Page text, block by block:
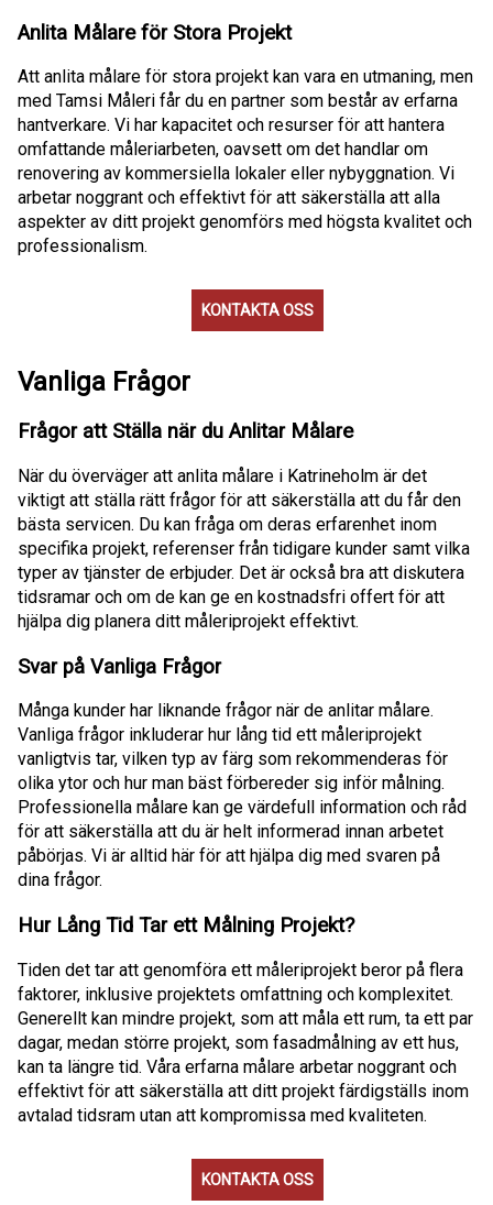
Anlita Målare för Stora Projekt
Att anlita målare för stora projekt kan vara en utmaning, men
med Tamsi Måleri får du en partner som består av erfarna
hantverkare. Vi har kapacitet och resurser för att hantera
omfattande måleriarbeten, oavsett om det handlar om
renovering av kommersiella lokaler eller nybyggnation. Vi
arbetar noggrant och effektivt för att säkerställa att alla
aspekter av ditt projekt genomförs med högsta kvalitet och
professionalism.
KONTAKTA OSS
Vanliga Frågor
Frågor att Ställa när du Anlitar Målare
När du överväger att anlita målare i Katrineholm är det
viktigt att ställa rätt frågor för att säkerställa att du får den
bästa servicen. Du kan fråga om deras erfarenhet inom
specifika projekt, referenser från tidigare kunder samt vilka
typer av tjänster de erbjuder. Det är också bra att diskutera
tidsramar och om de kan ge en kostnadsfri offert för att
hjälpa dig planera ditt måleriprojekt effektivt.
Svar på Vanliga Frågor
Många kunder har liknande frågor när de anlitar målare.
Vanliga frågor inkluderar hur lång tid ett måleriprojekt
vanligtvis tar, vilken typ av färg som rekommenderas för
olika ytor och hur man bäst förbereder sig inför målning.
Professionella målare kan ge värdefull information och råd
för att säkerställa att du är helt informerad innan arbetet
påbörjas. Vi är alltid här för att hjälpa dig med svaren på
dina frågor.
Hur Lång Tid Tar ett Målning Projekt?
Tiden det tar att genomföra ett måleriprojekt beror på flera
faktorer, inklusive projektets omfattning och komplexitet.
Generellt kan mindre projekt, som att måla ett rum, ta ett par
dagar, medan större projekt, som fasadmålning av ett hus,
kan ta längre tid. Våra erfarna målare arbetar noggrant och
effektivt för att säkerställa att ditt projekt färdigställs inom
avtalad tidsram utan att kompromissa med kvaliteten.
KONTAKTA OSS